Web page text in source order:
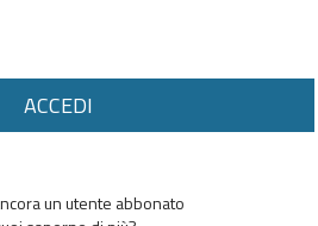
ACCEDI
un utente abbonato